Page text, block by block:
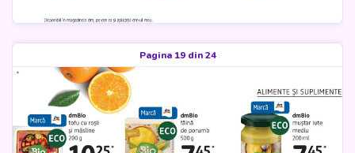
Pagina 19 din 24